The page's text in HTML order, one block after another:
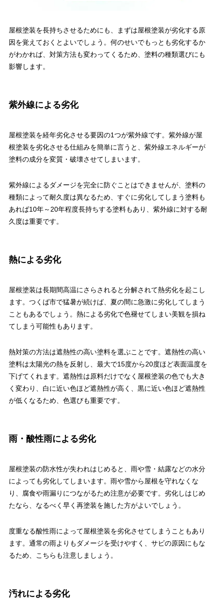
屋根塗装を長持ちさせるためにも、まずは屋根塗装が劣化する原
因を覚えておくとよいでしょう。何のせいでもっとも劣化するか
がわかれば、対策方法も変わってくるため、塗料の種類選びにも
影響します。
紫外線による劣化
屋根塗装を経年劣化させる要因の1つが紫外線です。紫外線が屋
根塗装を劣化させる仕組みを簡単に言うと、紫外線エネルギーが
塗料の成分を変質・破壊させてしまいます。
紫外線によるダメージを完全に防ぐことはできませんが、塗料の
種類によって耐久度は異なるため、すぐに劣化してしまう塗料も
あれば10年～20年程度長持ちする塗料もあり、紫外線に対する耐
久度は重要です。
熱による劣化
屋根塗装は長期間高温にさらされると分解されて熱劣化を起こし
ます。つくば市で猛暑が続けば、夏の間に急激に劣化してしまう
こともあるでしょう。熱による劣化で色褪せてしまい美観を損ね
てしまう可能性もあります。
熱対策の方法は遮熱性の高い塗料を選ぶことです。遮熱性の高い
塗料は太陽光の熱を反射し、最大で15度から20度ほど表面温度を
下げてくれます。遮熱性は原料だけでなく屋根塗装の色でも大き
く変わり、白に近い色ほど遮熱性が高く、黒に近い色ほど遮熱性
が低くなるため、色選びも重要です。
雨・酸性雨による劣化
屋根塗装の防水性が失われはじめると、雨や雪・結露などの水分
によっても劣化してしまいます。雨や雪から屋根を守れなくな
り、腐食や雨漏りにつながるため注意が必要です。劣化しはじめ
たなら、なるべく早く再塗装を施した方がよいでしょう。
度重なる酸性雨によって屋根塗装を劣化させてしまうこともあり
ます。通常の雨よりもダメージを受けやすく、サビの原因にもな
るため、こちらも注意しましょう。
汚れによる劣化